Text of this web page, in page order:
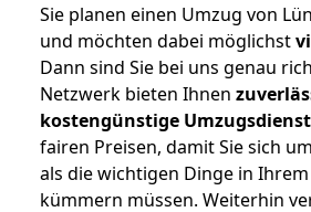
Sie planen einen Umzug von
und möchten dabei möglichst
Dann sind Sie bei uns genau
Netzwerk bieten Ihnen
kostengünstige
fairen Preisen, damit Sie sich
als die wichtigen Dinge in
kümmern müssen. Weiterhin